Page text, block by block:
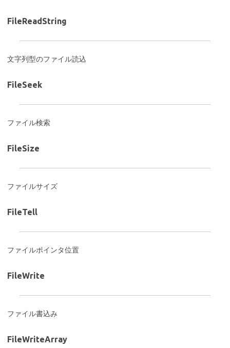
FileReadString
文字列型のファイル読込
FileSeek
ファイル検索
FileSize
ファイルサイズ
FileTell
ファイルポインタ位置
FileWrite
ファイル書込み
FileWriteArray